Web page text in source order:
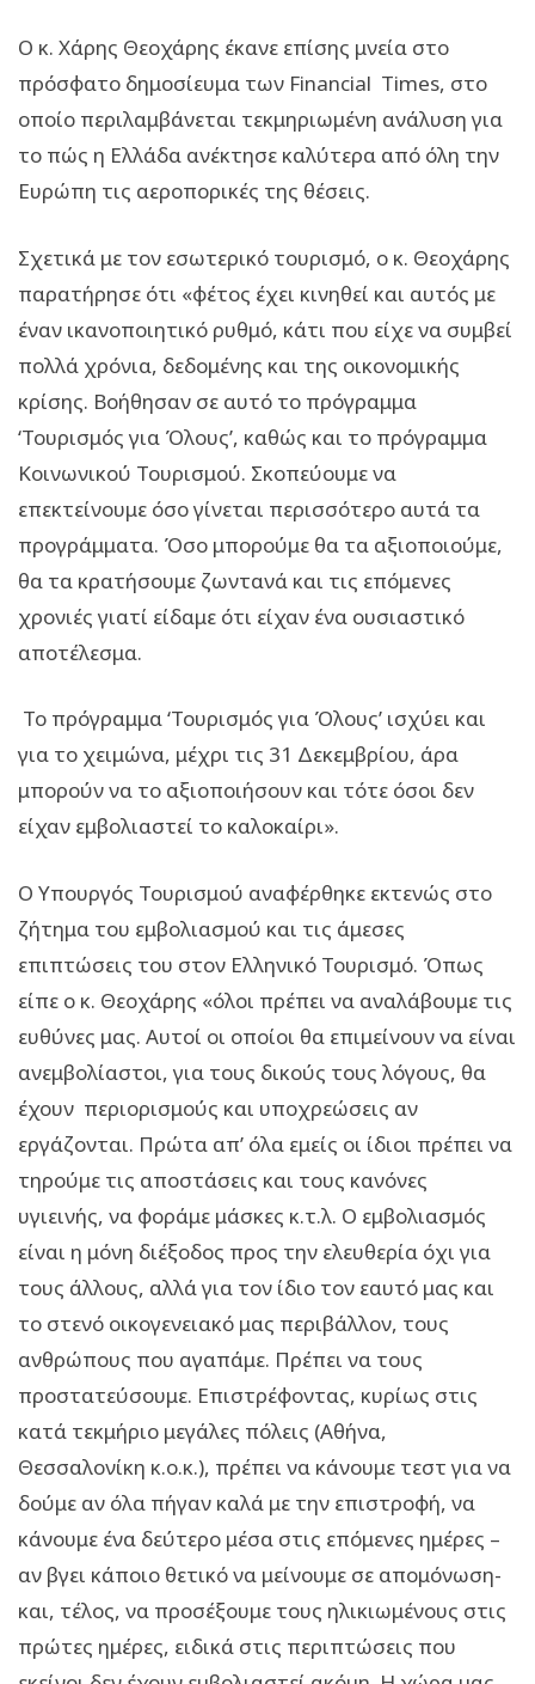
Ο κ. Χάρης Θεοχάρης έκανε επίσης μνεία στο
πρόσφατο δημοσίευμα των Financial Times, στο
οποίο περιλαμβάνεται τεκμηριωμένη ανάλυση για
το πώς η Ελλάδα ανέκτησε καλύτερα από όλη την
Ευρώπη τις αεροπορικές της θέσεις.
Σχετικά με τον εσωτερικό τουρισμό, ο κ. Θεοχάρης
παρατήρησε ότι «φέτος έχει κινηθεί και αυτός με
έναν ικανοποιητικό ρυθμό, κάτι που είχε να συμβεί
πολλά χρόνια, δεδομένης και της οικονομικής
κρίσης. Βοήθησαν σε αυτό το πρόγραμμα
‘Τουρισμός για Όλους’, καθώς και το πρόγραμμα
Κοινωνικού Τουρισμού. Σκοπεύουμε να
επεκτείνουμε όσο γίνεται περισσότερο αυτά τα
προγράμματα. Όσο μπορούμε θα τα αξιοποιούμε,
θα τα κρατήσουμε ζωντανά και τις επόμενες
χρονιές γιατί είδαμε ότι είχαν ένα ουσιαστικό
αποτέλεσμα.
Το πρόγραμμα ‘Τουρισμός για Όλους’ ισχύει και
για το χειμώνα, μέχρι τις 31 Δεκεμβρίου, άρα
μπορούν να το αξιοποιήσουν και τότε όσοι δεν
είχαν εμβολιαστεί το καλοκαίρι».
Ο Υπουργός Τουρισμού αναφέρθηκε εκτενώς στο
ζήτημα του εμβολιασμού και τις άμεσες
επιπτώσεις του στον Ελληνικό Τουρισμό. Όπως
είπε ο κ. Θεοχάρης «όλοι πρέπει να αναλάβουμε τις
ευθύνες μας. Αυτοί οι οποίοι θα επιμείνουν να είναι
ανεμβολίαστοι, για τους δικούς τους λόγους, θα
έχουν περιορισμούς και υποχρεώσεις αν
εργάζονται. Πρώτα απ’ όλα εμείς οι ίδιοι πρέπει να
τηρούμε τις αποστάσεις και τους κανόνες
υγιεινής, να φοράμε μάσκες κ.τ.λ. Ο εμβολιασμός
είναι η μόνη διέξοδος προς την ελευθερία όχι για
τους άλλους, αλλά για τον ίδιο τον εαυτό μας και
το στενό οικογενειακό μας περιβάλλον, τους
ανθρώπους που αγαπάμε. Πρέπει να τους
προστατεύσουμε. Επιστρέφοντας, κυρίως στις
κατά τεκμήριο μεγάλες πόλεις (Αθήνα,
Θεσσαλονίκη κ.ο.κ.), πρέπει να κάνουμε τεστ για να
δούμε αν όλα πήγαν καλά με την επιστροφή, να
κάνουμε ένα δεύτερο μέσα στις επόμενες ημέρες –
αν βγει κάποιο θετικό να μείνουμε σε απομόνωση-
και, τέλος, να προσέξουμε τους ηλικιωμένους στις
πρώτες ημέρες, ειδικά στις περιπτώσεις που